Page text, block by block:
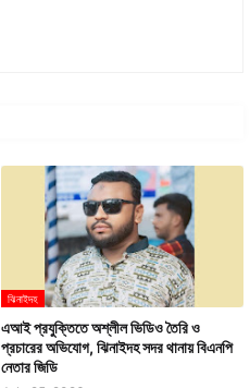
ঝিনাইদহ
এআই প্রযুক্তিতে অশ্লীল ভিডিও তৈরি ও
প্রচারের অভিযোগ, ঝিনাইদহ সদর থানায় বিএনপি
নেতার জিডি